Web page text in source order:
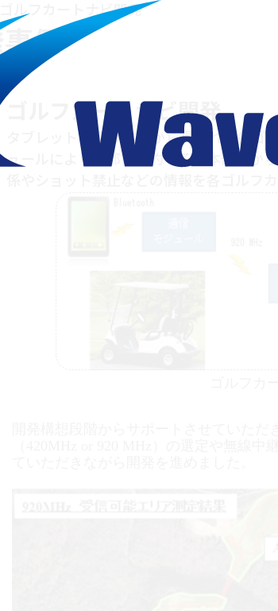
ゴルフカートナビ開発
事例
ゴルフカートナビ開発
タブレット内蔵のGPSから得られる各ゴ
ュールにより本部に集約する。本部側か